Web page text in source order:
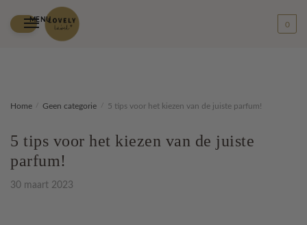
MENU
0
Home / Geen categorie / 5 tips voor het kiezen van de juiste parfum!
5 tips voor het kiezen van de juiste
parfum!
30 maart 2023